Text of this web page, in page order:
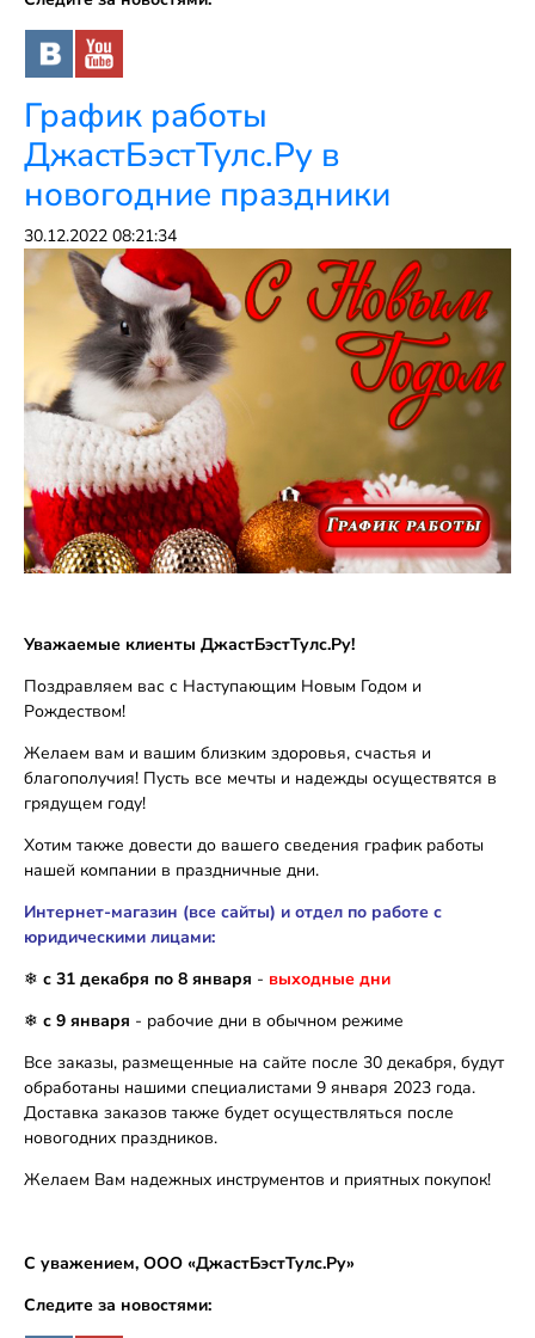
График работы
ДжастБэстТулс.Ру в
новогодние праздники
30.12.2022 08:21:34
Уважаемые клиенты ДжастБэстТулс.Ру!
Поздравляем вас с Наступающим Новым Годом и
Рождеством!
Желаем вам и вашим близким здоровья, счастья и
благополучия! Пусть все мечты и надежды осуществятся в
грядущем году!
Хотим также довести до вашего сведения график работы
нашей компании в праздничные дни.
Интернет-магазин (все сайты) и отдел по работе с
юридическими лицами:
❄ с 31 декабря по 8 января - выходные дни
❄ с 9 января - рабочие дни в обычном режиме
Все заказы, размещенные на сайте после 30 декабря, будут
обработаны нашими специалистами 9 января 2023 года.
Доставка заказов также будет осуществляться после
новогодних праздников.
Желаем Вам надежных инструментов и приятных покупок!
С уважением, ООО «ДжастБэстТулс.Ру»
Следите за новостями: